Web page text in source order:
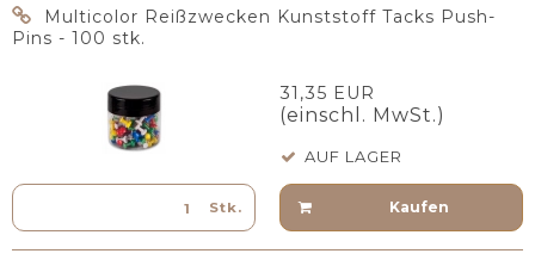
Multicolor Reißzwecken Kunststoff Tacks Push-
Pins - 100 stk.
31,35 EUR
(einschl. MwSt.)
AUF LAGER
Stk. Kaufen